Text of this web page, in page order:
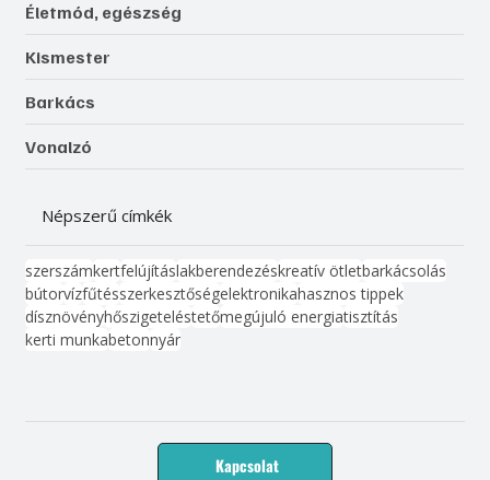
Életmód, egészség
Kismester
Barkács
Vonalzó
Népszerű címkék
szerszámkertfelújításlakberendezéskreatív ötletbarkácsolás
bútorvízfűtésszerkesztőségelektronikahasznos tippek
dísznövényhőszigeteléstetőmegújuló energiatisztítás
kerti munkabetonnyár
Kapcsolat